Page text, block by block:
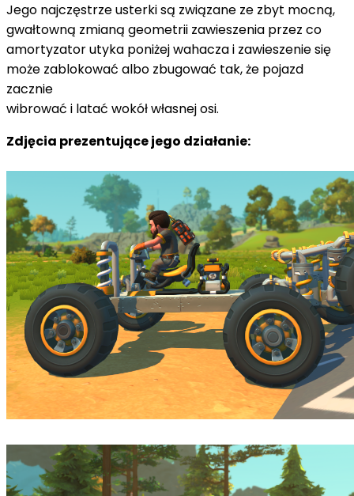
Jego najczęstrze usterki są związane ze zbyt mocną,
gwałtowną zmianą geometrii zawieszenia przez co
amortyzator utyka poniżej wahacza i zawieszenie się
może zablokować albo zbugować tak, że pojazd
zacznie
wibrować i latać wokół własnej osi.
Zdjęcia prezentujące jego działanie: